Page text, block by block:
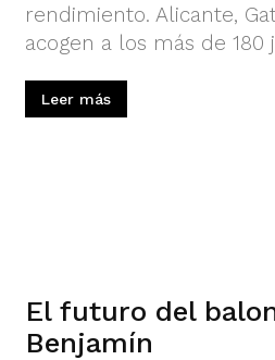
rendimiento. Alicante,
acogen a los más de 180
Leer más
El futuro del
Benjamín